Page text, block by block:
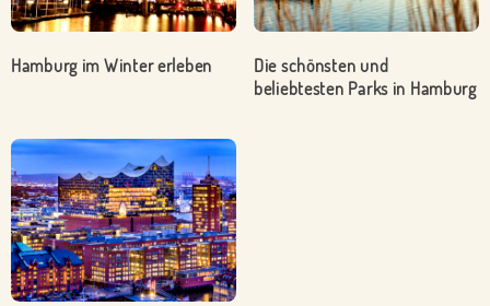
Hamburg im Winter erleben
Die schönsten und
beliebtesten Parks in Hamburg